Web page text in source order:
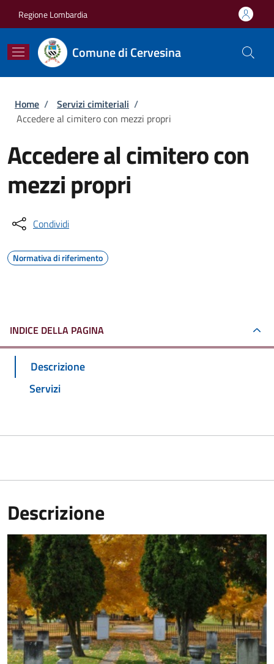
Regione Lombardia
Comune di Cervesina
Briciole di pane
Home / Servizi cimiteriali /
Accedere al cimitero con mezzi propri
Accedere al cimitero con
mezzi propri
Condividi
Normativa di riferimento
INDICE DELLA PAGINA
Descrizione
Servizi
Descrizione